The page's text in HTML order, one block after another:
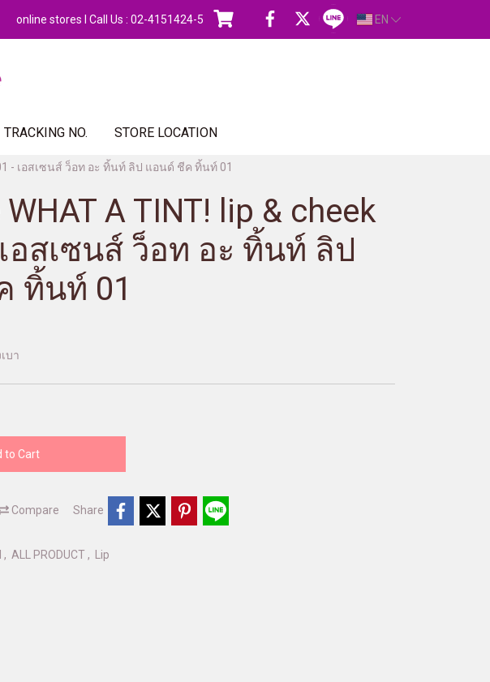
online stores l Call Us : 02-4151424-5 EN
TRACKING NO. STORE LOCATION
- เอสเซนส์ ว็อท อะ ทิ้นท์ ลิป แอนด์ ชีค ทิ้นท์ 01
A TINT! lip & cheek
อสเซนส์ ว็อท อะ ทิ้นท์ ลิป
ทิ้นท์ 01
บา
to Cart
Compare Share
, ALL PRODUCT , Lip